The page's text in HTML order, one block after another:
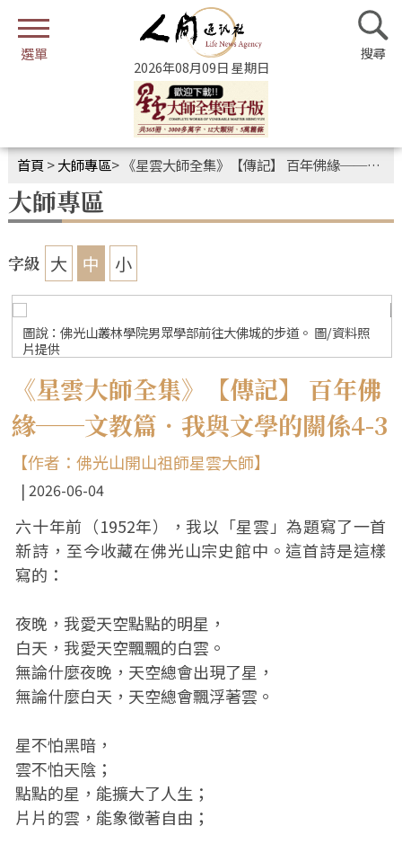
2026年08月09日 星期日
首頁 >大師專區> 《星雲大師全集》【傳記】 百年佛緣──文教篇．我與文學的關係4-3
大師專區
字級 大 中 小
圖說：佛光山叢林學院男眾學部前往大佛城的步道。 圖/資料照
片提供
《星雲大師全集》【傳記】 百年佛
緣──文教篇．我與文學的關係4-3
【作者：佛光山開山祖師星雲大師】
2026-06-04
六十年前（1952年），我以「星雲」為題寫了一首
新詩，至今收藏在佛光山宗史館中。這首詩是這樣
寫的：
夜晚，我愛天空點點的明星，
白天，我愛天空飄飄的白雲。
無論什麼夜晚，天空總會出現了星，
無論什麼白天，天空總會飄浮著雲。
星不怕黑暗，
雲不怕天陰；
點點的星，能擴大了人生；
片片的雲，能象徵著自由；